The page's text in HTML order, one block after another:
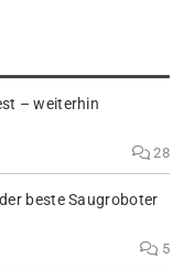
– weiterhin
28
beste Saugroboter
5